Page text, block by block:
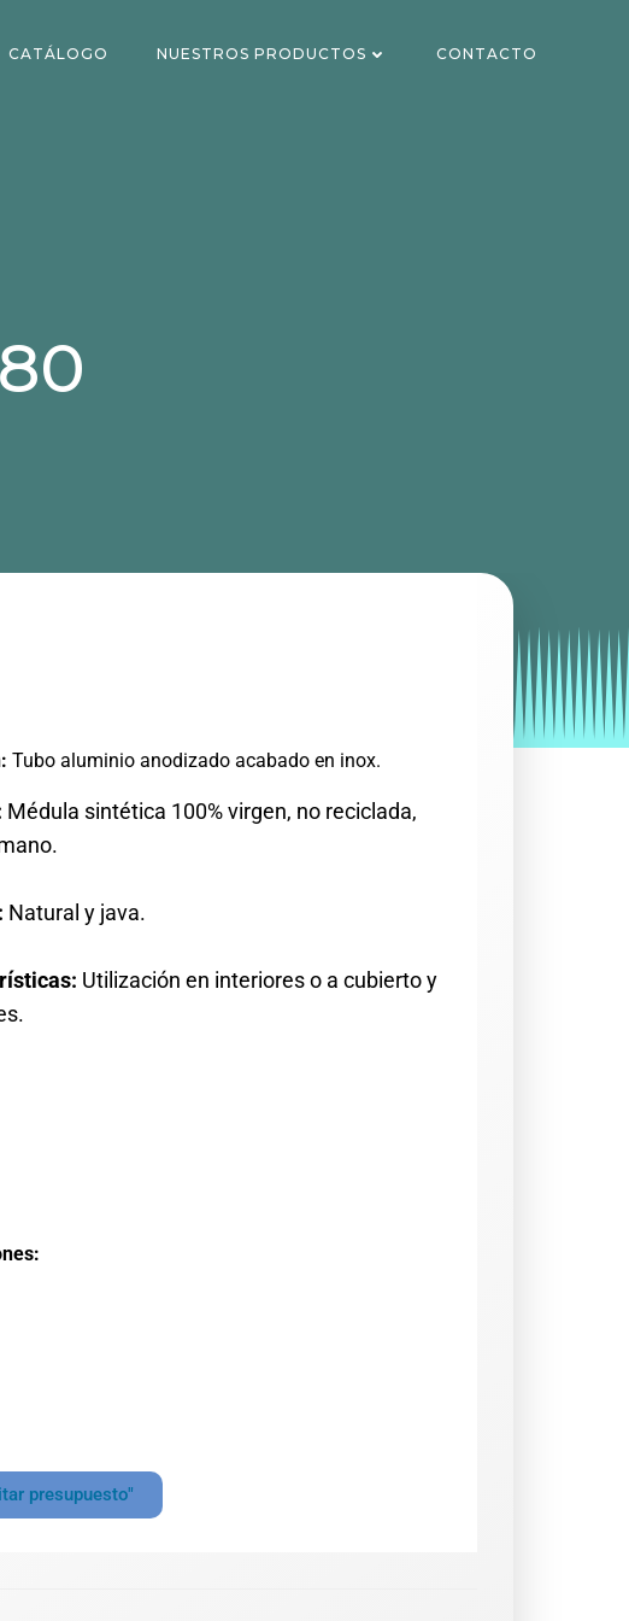
CATÁLOGO NUESTROS PRODUCTOS CONTACTO
Tubo aluminio anodizado acabado en inox.
Médula sintética 100% virgen, no reciclada,
Natural y java.
Utilización en interiores o a cubierto y
presupuesto"